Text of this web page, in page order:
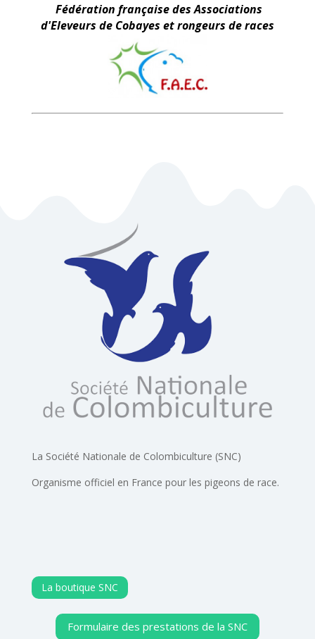
Fédération française des Associations
d'Eleveurs de Cobayes et rongeurs de races
La Société Nationale de Colombiculture (SNC)
Organisme officiel en France pour les pigeons de race.
La boutique SNC
Formulaire des prestations de la SNC